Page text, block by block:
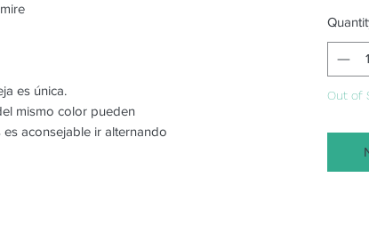
es única.
mismo color pueden
aconsejable ir alternando
Out of